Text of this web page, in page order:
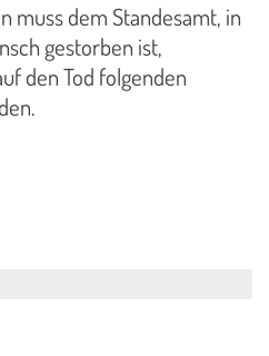
muss dem Standesamt, in
gestorben ist,
den Tod folgenden